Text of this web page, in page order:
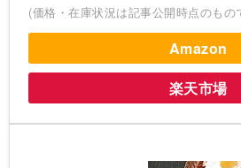
(価格・在庫状況は記事公開時点のもの
Amazon
楽天市場